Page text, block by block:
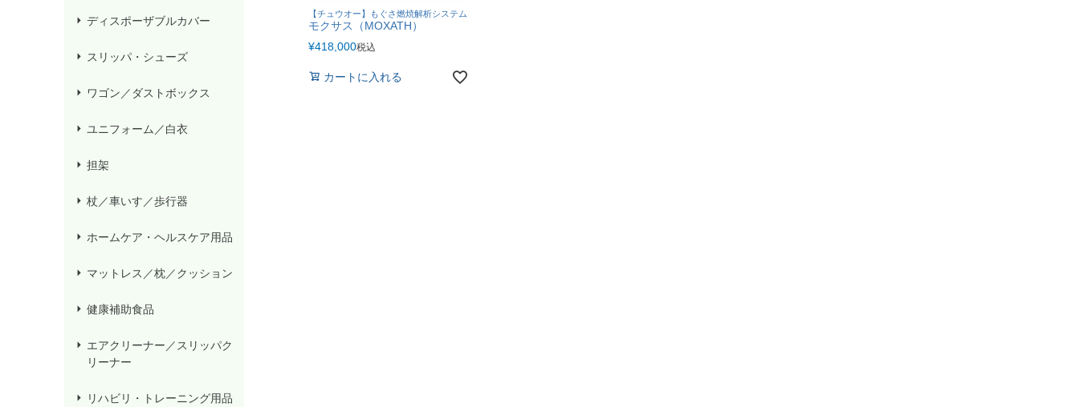
ディスポーザブルカバー
スリッパ・シューズ
ワゴン／ダストボックス
ユニフォーム／白衣
担架
杖／車いす／歩行器
ホームケア・ヘルスケア用品
マットレス／枕／クッション
健康補助食品
エアクリーナー／スリッパク
リーナー
リハビリ・トレーニング用品
【チュウオー】もぐさ燃焼解析システム
モクサス（MOXATH）
¥418,000税込
カートに入れる